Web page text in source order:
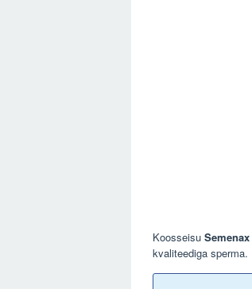
Koosseisu Semenax
kvaliteediga sperma.